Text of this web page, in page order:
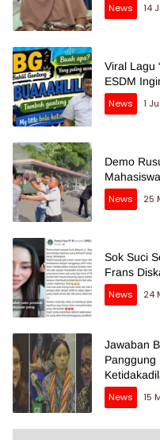
News
14
Viral Lagu
ESDM
News
1
Demo
News
25
Sok Suci
Frans
News
24
Jawaban
Panggung
News
15